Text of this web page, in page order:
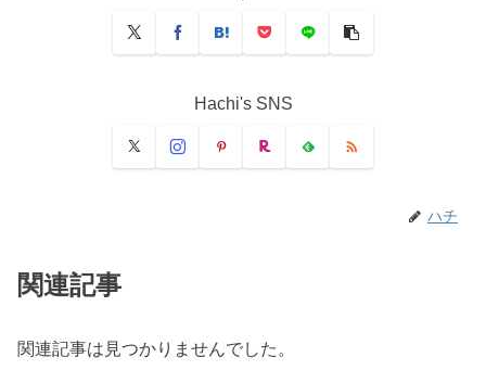
Hachi's SNS
ハチ
関連記事
関連記事は見つかりませんでした。